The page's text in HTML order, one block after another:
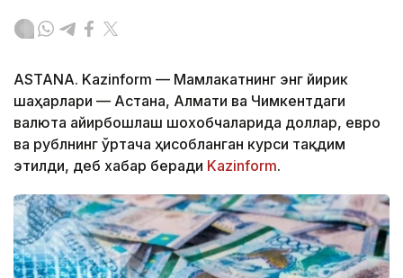
ASTANA. Kazinform — Мамлакатнинг энг йирик
шаҳарлари — Астана, Алмати ва Чимкентдаги
валюта айирбошлаш шохобчаларида доллар, евро
ва рублнинг ўртача ҳисобланган курси тақдим
этилди, деб хабар беради Kazinform.